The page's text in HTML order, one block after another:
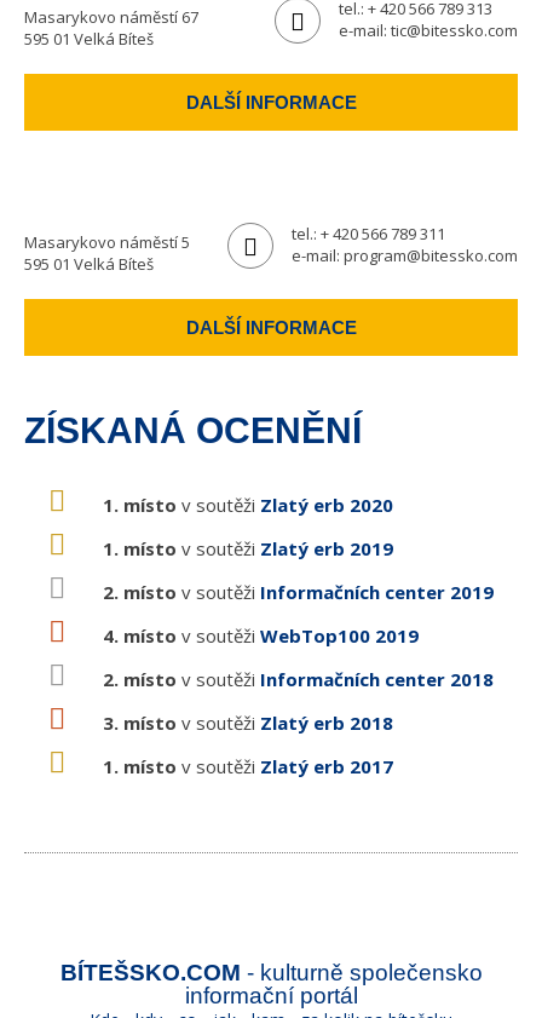
Masarykovo náměstí 67
595 01 Velká Bíteš
tel.: + 420 566 789 313
e-mail: tic@bitessko.com
DALŠÍ INFORMACE
Masarykovo náměstí 5
595 01 Velká Bíteš
tel.: + 420 566 789 311
e-mail: program@bitessko.com
DALŠÍ INFORMACE
ZÍSKANÁ OCENĚNÍ
1. místo v soutěži Zlatý erb 2020
1. místo v soutěži Zlatý erb 2019
2. místo v soutěži Informačních center 2019
4. místo v soutěži WebTop100 2019
2. místo v soutěži Informačních center 2018
3. místo v soutěži Zlatý erb 2018
1. místo v soutěži Zlatý erb 2017
BÍTEŠSKO.COM - kulturně společensko
informační portál